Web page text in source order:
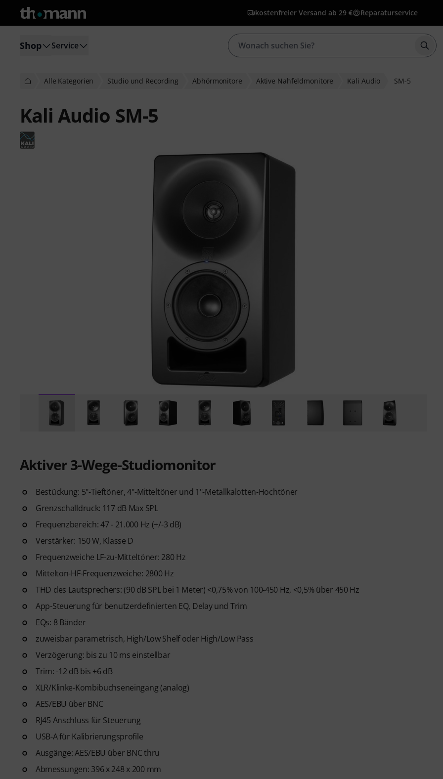
kostenfreier Versand ab 29 € Reparaturservice
Shop Service
Alle Kategorien Studio und Recording Abhörmonitore Aktive Nahfeldmonitore Kali Audio SM-5
Kali Audio SM-5
Aktiver 3-Wege-Studiomonitor
Bestückung: 5"-Tieftöner, 4"-Mitteltöner und 1"-Metallkalotten-Hochtöner
Grenzschalldruck: 117 dB Max SPL
Frequenzbereich: 47 - 21.000 Hz (+/-3 dB)
Verstärker: 150 W, Klasse D
Frequenzweiche LF-zu-Mitteltöner: 280 Hz
Mittelton-HF-Frequenzweiche: 2800 Hz
THD des Lautsprechers: (90 dB SPL bei 1 Meter) <0,75% von 100-450 Hz, <0,5% über 450 Hz
App-Steuerung für benutzerdefinierten EQ, Delay und Trim
EQs: 8 Bänder
zuweisbar parametrisch, High/Low Shelf oder High/Low Pass
Verzögerung: bis zu 10 ms einstellbar
Trim: -12 dB bis +6 dB
XLR/Klinke-Kombibuchseneingang (analog)
AES/EBU über BNC
RJ45 Anschluss für Steuerung
USB-A für Kalibrierungsprofile
Ausgänge: AES/EBU über BNC thru
Abmessungen: 396 x 248 x 200 mm